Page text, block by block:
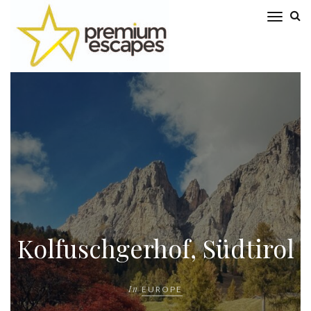
Kolfuschgerhof, Südtirol
In EUROPE